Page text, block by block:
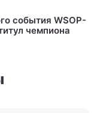
события WSOP-
чемпиона